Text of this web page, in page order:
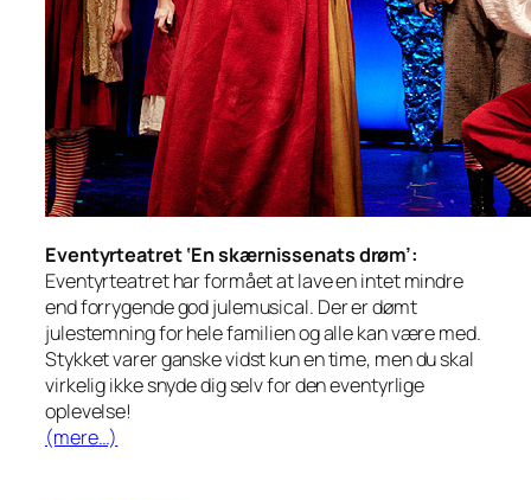
Eventyrteatret ‘En skærnissenats drøm’:
Eventyrteatret har formået at lave en intet mindre
end forrygende god julemusical. Der er dømt
julestemning for hele familien og alle kan være med.
Stykket varer ganske vidst kun en time, men du skal
virkelig ikke snyde dig selv for den eventyrlige
oplevelse!
(mere…)